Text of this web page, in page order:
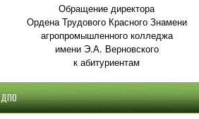
Обращение директора
Ордена Трудового Красного Знамени
агропромышленного колледжа
имени Э.А. Верновского
к абитуриентам
ДПО